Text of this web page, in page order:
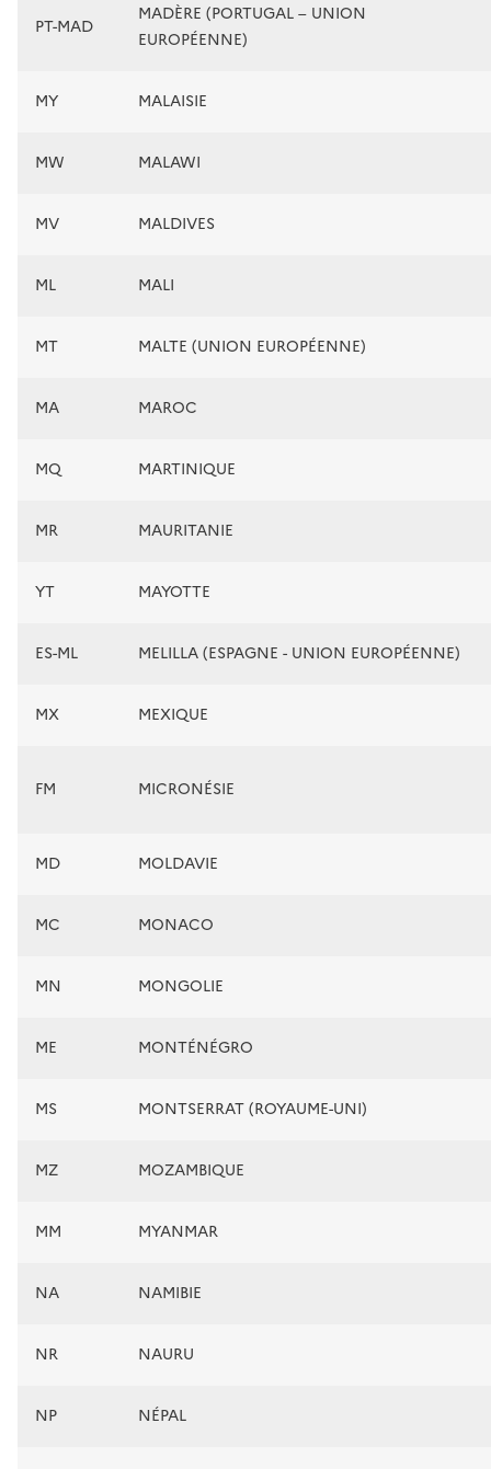
PT-MAD
MADÈRE (PORTUGAL – UNION
EUROPÉENNE)
MY MALAISIE
MW MALAWI
MV MALDIVES
ML MALI
MT MALTE (UNION EUROPÉENNE)
MA MAROC
MQ MARTINIQUE
MR MAURITANIE
YT MAYOTTE
ES-ML MELILLA (ESPAGNE - UNION EUROPÉENNE)
MX MEXIQUE
FM MICRONÉSIE
MD MOLDAVIE
MC MONACO
MN MONGOLIE
ME MONTÉNÉGRO
MS MONTSERRAT (ROYAUME-UNI)
MZ MOZAMBIQUE
MM MYANMAR
NA NAMIBIE
NR NAURU
NP NÉPAL